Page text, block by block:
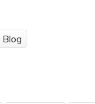
Blog